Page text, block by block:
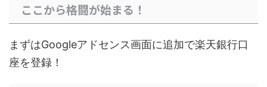
ここから格闘が始まる！
まずはGoogleアドセンス画面に追加で楽天銀行口
座を登録！